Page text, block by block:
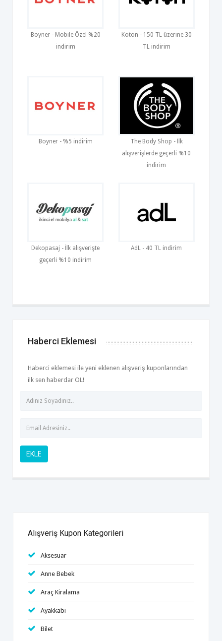
Boyner - Mobile Özel %20
indirim
Koton - 150 TL üzerine 30
TL indirim
Boyner - %5 indirim
The Body Shop - İlk
alışverişlerde geçerli %10
indirim
Dekopasaj - İlk alışverişte
geçerli %10 indirim
AdL - 40 TL indirim
Haberci Eklemesi
Haberci eklemesi ile yeni eklenen alışveriş kuponlarından
ilk sen haberdar OL!
EKLE
Alışveriş Kupon Kategorileri
Aksesuar
Anne Bebek
Araç Kiralama
Ayakkabı
Bilet